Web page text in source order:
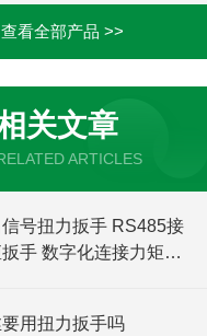
查看全部产品 >>
关文章
ARTICLES
号扭力扳手 RS485接
手 数字化连接力矩扳
用扭力扳手吗